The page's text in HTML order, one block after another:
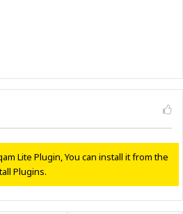
Lite Plugin, You can install it from the
Plugins.